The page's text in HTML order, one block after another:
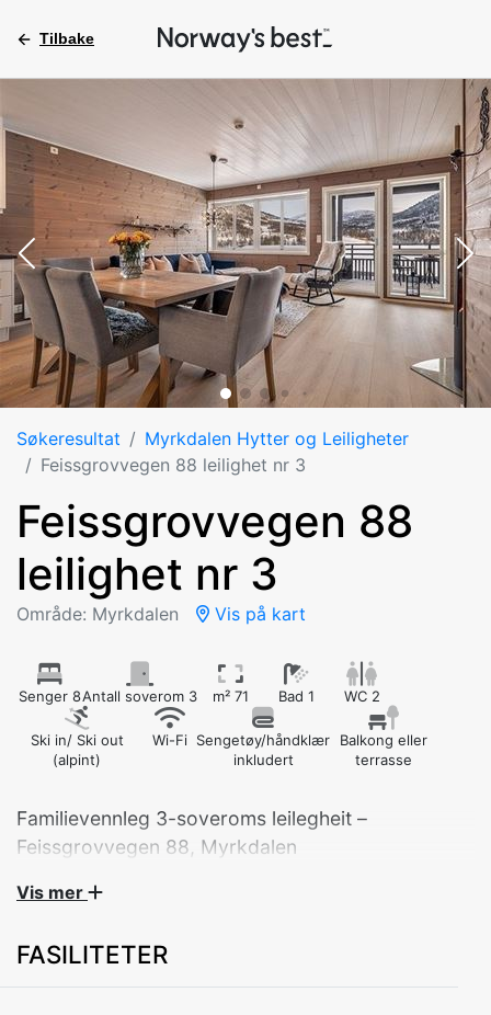
Tilbake
Søkeresultat
Myrkdalen Hytter og Leiligheter
Feissgrovvegen 88 leilighet nr 3
Feissgrovvegen 88
leilighet nr 3
Område: Myrkdalen Vis på kart
Senger 8Antall soverom 3 m² 71 Bad 1 WC 2
Ski in/ Ski out
(alpint)
Wi-Fi Sengetøy/håndklær
inkludert
Balkong eller
terrasse
Familievennleg 3-soveroms leilegheit –
Feissgrovvegen 88, Myrkdalen
Velkomen til ei romsleg og moderne leilegheit med 3
omgjevnader i Myrkdalen. Perfekt for familiar eller
Vis mer
FASILITETER